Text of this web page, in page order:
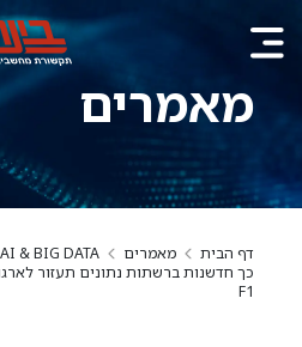
מאמרים
דף הבית מאמרים
AI & BIG DATA
כך חדשנות ברשתות נתונים תעזור
F1